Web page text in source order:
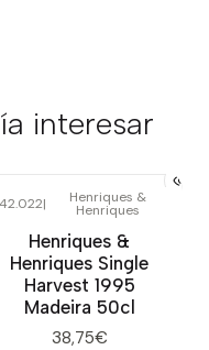
interesar
| Henriques &
Henriques
Henriques &
Henriques Single
Harvest 1995
Madeira 50cl
38,75€